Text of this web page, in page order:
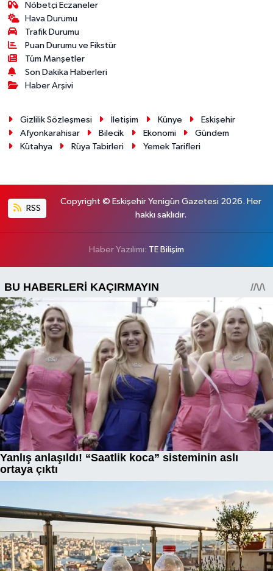
Nöbetçi Eczaneler
Hava Durumu
Trafik Durumu
Puan Durumu ve Fikstür
Tüm Manşetler
Son Dakika Haberleri
Haber Arşivi
Gizlilik Sözleşmesi İletişim Künye
Eskişehir
Afyonkarahisar
Bilecik Ekonomi
Gündem
Kütahya
Rüya Tabirleri Yemek Tarifleri
RSS
Copyright © Eskişehir Yenigün Gazetesi 2026. Her
hakkı saklıdır.
Haber Yazılımı: TE Bilişim